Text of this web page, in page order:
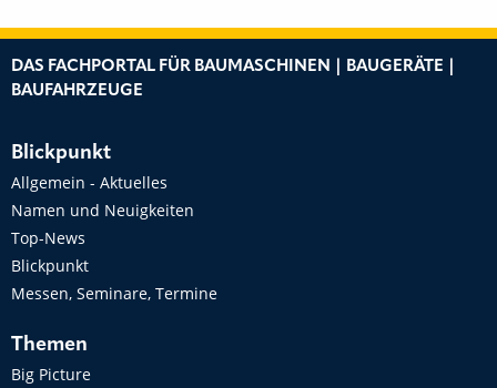
DAS FACHPORTAL FÜR BAUMASCHINEN | BAUGERÄTE |
BAUFAHRZEUGE
Blickpunkt
Allgemein - Aktuelles
Namen und Neuigkeiten
Top-News
Blickpunkt
Messen, Seminare, Termine
Themen
Big Picture